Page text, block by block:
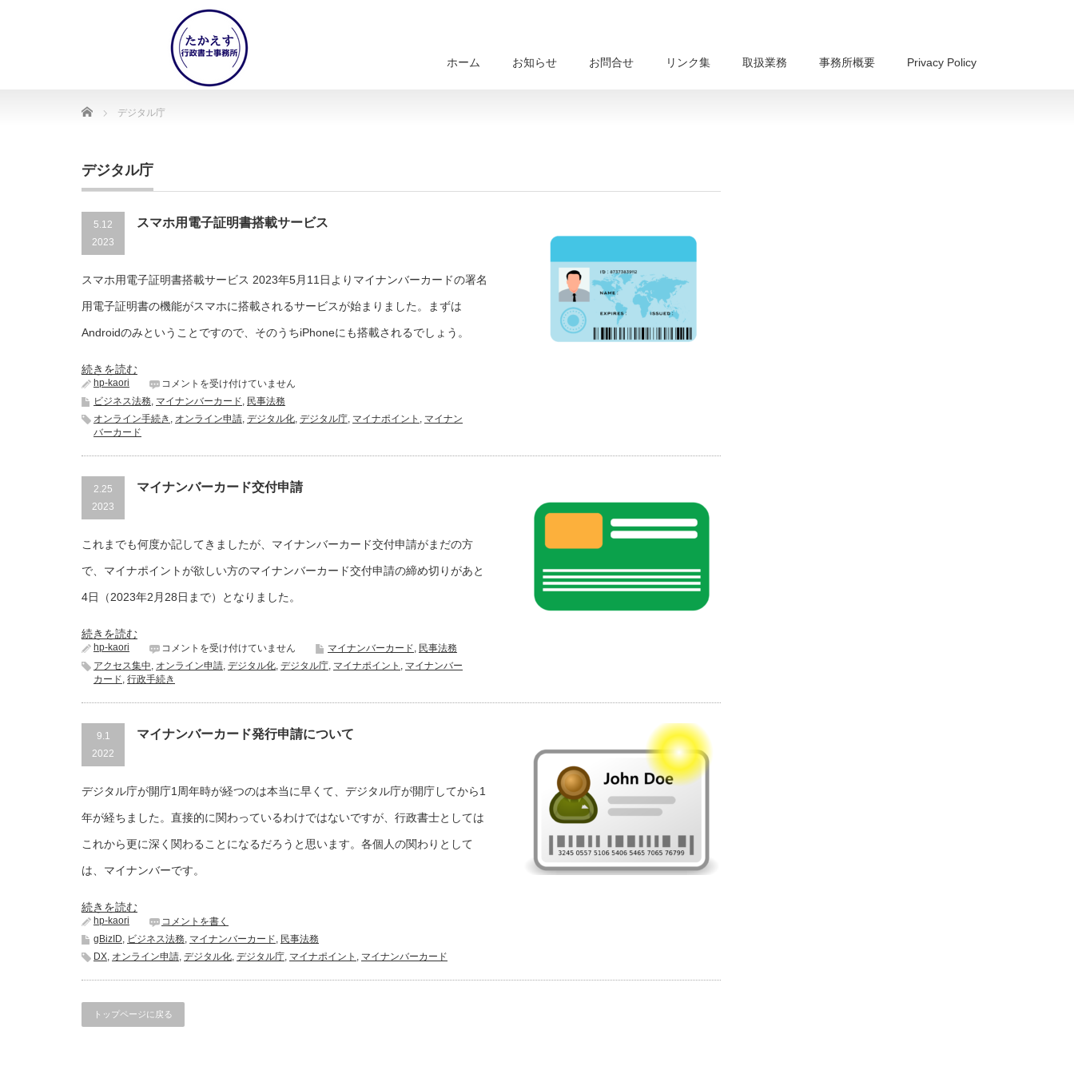
ホーム お知らせ お問合せ リンク集 取扱業務 事務所概要 Privacy Policy
Home デジタル庁
デジタル庁
5.12
2023
スマホ用電子証明書搭載サービス
スマホ用電子証明書搭載サービス 2023年5月11日よりマイナンバーカードの署名
用電子証明書の機能がスマホに搭載されるサービスが始まりました。まずは
Androidのみということですので、そのうちiPhoneにも搭載されるでしょう。
続きを読む
hp-kaori
ス
マ
用
書
ー
ス
コメントを受け付けていません
ビジネス法務, マイナンバーカード, 民事法務
オンライン手続き , オンライン申請, デジタル化, デジタル庁, マイナポイント , マイナン
バーカード
2.25
2023
マイナンバーカード交付申請
これまでも何度か記してきましたが、マイナンバーカード交付申請がまだの方
で、マイナポイントが欲しい方のマイナンバーカード交付申請の締め切りがあと
4日（2023年2月28日まで）となりました。
続きを読む
hp-kaori
マ
イ
ナ
バ
カ
ー
付
申
は
コメントを受け付けていません マイナンバーカード, 民事法務
アクセス集中, オンライン申請, デジタル化, デジタル庁, マイナポイント , マイナンバー
カード, 行政手続き
9.1
2022
マイナンバーカード発行申請について
デジタル庁が開庁1周年時が経つのは本当に早くて、デジタル庁が開庁してから1
年が経ちました。直接的に関わっているわけではないですが、行政書士としては
これから更に深く関わることになるだろうと思います。各個人の関わりとして
は、マイナンバーです。
続きを読む
hp-kaori
コメントを書く
gBizID, ビジネス法務, マイナンバーカード, 民事法務
DX, オンライン申請, デジタル化, デジタル庁, マイナポイント , マイナンバーカード
トップページに戻る